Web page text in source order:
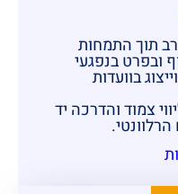
רב תוך התמחות
ובפרט בנפגעי
בוועדות
צמוד והדרכה יד